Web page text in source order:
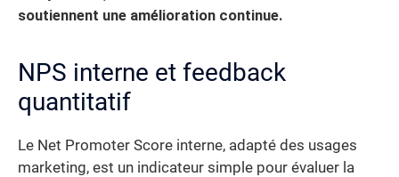
soutiennent une amélioration continue.
NPS interne et feedback
quantitatif
Le Net Promoter Score interne, adapté des usages
marketing, est un indicateur simple pour évaluer la